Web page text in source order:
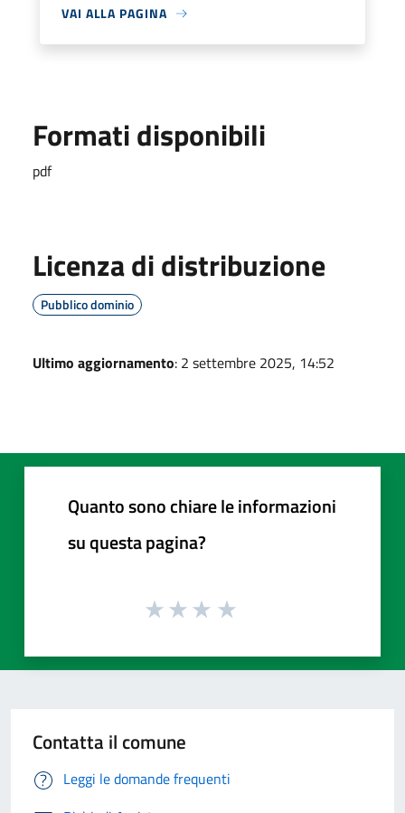
VAI ALLA PAGINA
Formati disponibili
pdf
Licenza di distribuzione
Pubblico dominio
Ultimo aggiornamento: 2 settembre 2025, 14:52
Quanto sono chiare le informazioni
su questa pagina?
Contatta il comune
Leggi le domande frequenti